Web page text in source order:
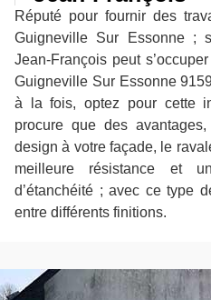
Réputé pour fournir des
Guigneville Sur Essonne ;
Jean-François peut
Guigneville Sur Essonne
à la fois, optez pour cette
procure que des
design à votre façade, le
meilleure résistance et
d’étanchéité ; avec ce type
entre différents finitions.